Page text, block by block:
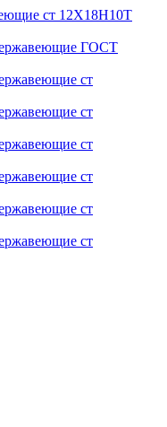
ст 12Х18Н10Т
ГОСТ
ст
ст
ст
ст
ст
ст